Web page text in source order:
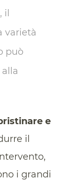
il
varietà
può
alla
e
il
i grandi